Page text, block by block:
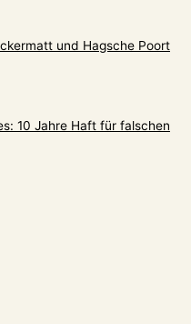
und Hagsche Poort
10 Jahre Haft für falschen